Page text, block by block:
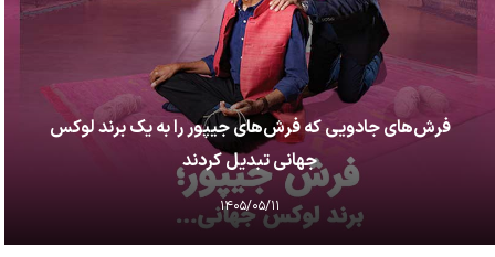
فرش‌های جادویی که فرش‌های جیپور را به یک برند لوکس
جهانی تبدیل کردند
۱۴۰۵/۰۵/۱۱